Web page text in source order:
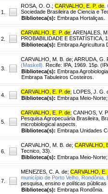
1.
ROSA, O. O. ; CARVALHO, E. P. de
Sociedade Brasileira de Ciencia e
Biblioteca(s): Embrapa Hortaliças.
2.
CARVALHO, E. P. de; ARENALES,
PROBABILIDADE E ESTATÍSTICA,
Biblioteca(s): Embrapa Agricultura
3.
CARVALHO, M. B. de; ARRUDA, G.
(Maskell). Recife: IPA, 1969. 15p.
Biblioteca(s): Embrapa
Embrapa Tabuleiros Costeiros.
4.
CARVALHO, E. P. de; LOPES, J. G.
Biblioteca(s): Embrapa Meio-
5.
CARVALHO, E. P. de; CANHOS, V.
Pesquisa Agropecuária Brasileira,
microbiological aspects.
Biblioteca(s): Embrapa Unidades
6.
CARVALHO, M. B. de; CARVALHO,
Tecnico, 33).
Biblioteca(s): Embrapa Meio-
7.
MENEZES, C. A. de; CARVALHO, E.
município de Porto Velho, Rondônia,
pesquisa, ensino e políticas
Biblioteca(s): Embrapa Rondônia.